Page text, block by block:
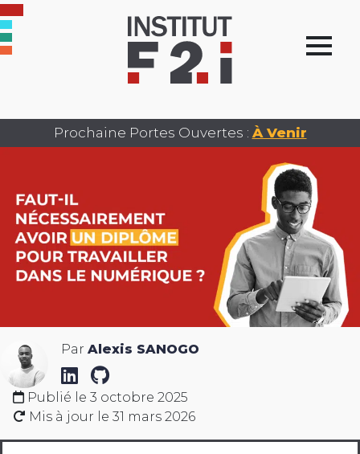
Prochaine Portes Ouvertes : À Venir
Par Alexis SANOGO
Publié le 3 octobre 2025
Mis à jour le 31 mars 2026